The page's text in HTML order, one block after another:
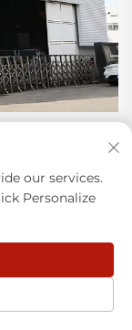
εξοπλισμού για
προβλημάτων
χιλιάδες
χρόνια,
έλεγχο, σε πιο
Ο εξοπλισμός μας
our services.
Personalize